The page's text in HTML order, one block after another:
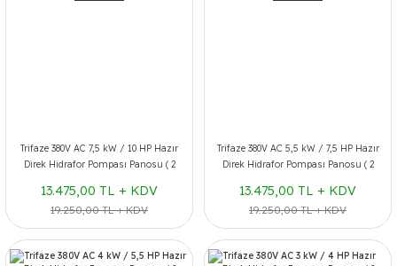
Trifaze 380V AC 7,5 kW / 10 HP Hazır
Direk Hidrafor Pompası Panosu ( 2
13.475,00 TL + KDV
19.250,00 TL + KDV
Trifaze 380V AC 5,5 kW / 7,5 HP Hazır
Direk Hidrafor Pompası Panosu ( 2
13.475,00 TL + KDV
19.250,00 TL + KDV